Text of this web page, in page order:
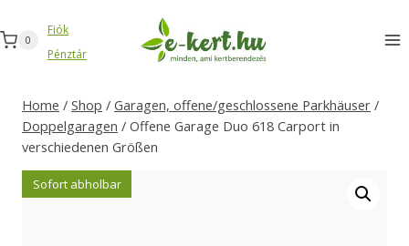
Inhalt
springen
0
Fiók
Pénztár
Home / Shop / Garagen, offene/geschlossene Parkhäuser /
Doppelgaragen / Offene Garage Duo 618 Carport in
verschiedenen Größen
Sofort abholbar